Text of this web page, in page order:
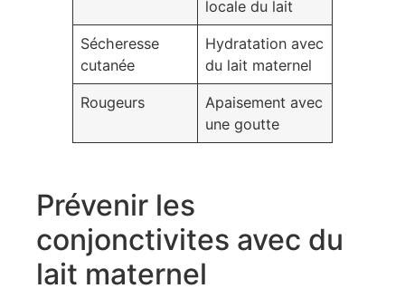
locale du lait
Sécheresse
cutanée
Hydratation avec
du lait maternel
Rougeurs
Apaisement avec
une goutte
Prévenir les
conjonctivites avec du
lait maternel